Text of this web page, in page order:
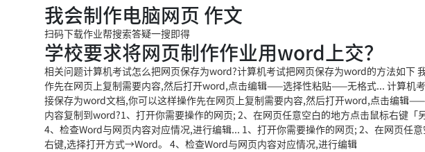
我会制作电脑网页 作文
扫码下载作业帮搜索答疑一搜即得
学校要求将网页制作作业用word上交？
相关问题计算机考试怎么把网页保存为word?计算机考试把网页保存为word的方法如下
作先在网页上复制需要内容,然后打开word,点击编辑——选择性粘贴——无格式... 计算机
接保存为word文档,你可以这样操作先在网页上复制需要内容,然后打开word,点击编辑
内容复制到word?1、打开你需要操作的网页; 2、在网页任意空白的地方点击鼠标右键「
4、检查Word与网页内容对应情况,进行编辑... 1、打开你需要操作的网页; 2、在网页任
右键,选择打开方式→Word。 4、检查Word与网页内容对应情况,进行编辑